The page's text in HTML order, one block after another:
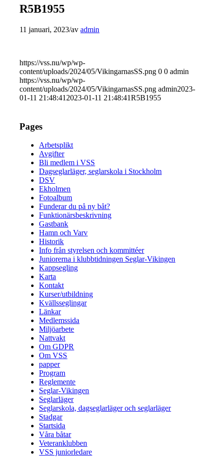
R5B1955
11 januari, 2023/avadmin
https://vss.nu/wp/wp-
content/uploads/2024/05/VikingarnasSS.png 0 0 admin
https://vss.nu/wp/wp-
content/uploads/2024/05/VikingarnasSS.png admin2023-
01-11 21:48:41 2023-01-11 21:48:41R5B1955
Pages
Arbetsplikt
Avgifter
Bli medlem i VSS
Dagseglarläger, seglarskola i Stockholm
DSV
Ekholmen
Fotoalbum
Funderar du på ny båt?
Funktionärsbeskrivning
Gastbank
Hamn och Varv
Historik
Info från styrelsen och kommittéer
Juniorerna i klubbtidningen Seglar-Vikingen
Kappsegling
Karta
Kontakt
Kurser/utbildning
Kvällsseglingar
Länkar
Medlemssida
Miljöarbete
Nattvakt
Om GDPR
Om VSS
papper
Program
Reglemente
Seglar-Vikingen
Seglarläger
Seglarskola, dagseglarläger och seglarläger
Stadgar
Startsida
Våra båtar
Veteranklubben
VSS juniorledare